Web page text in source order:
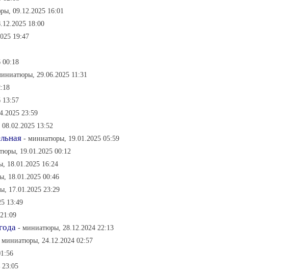
09.12.2025 16:01
18:00
19:47
00:18
29.06.2025 11:31
13:57
23:59
13:52
- миниатюры, 19.01.2025 05:59
19.01.2025 00:12
18.01.2025 16:24
18.01.2025 00:46
17.01.2025 23:29
13:49
- миниатюры, 28.12.2024 22:13
24.12.2024 02:57